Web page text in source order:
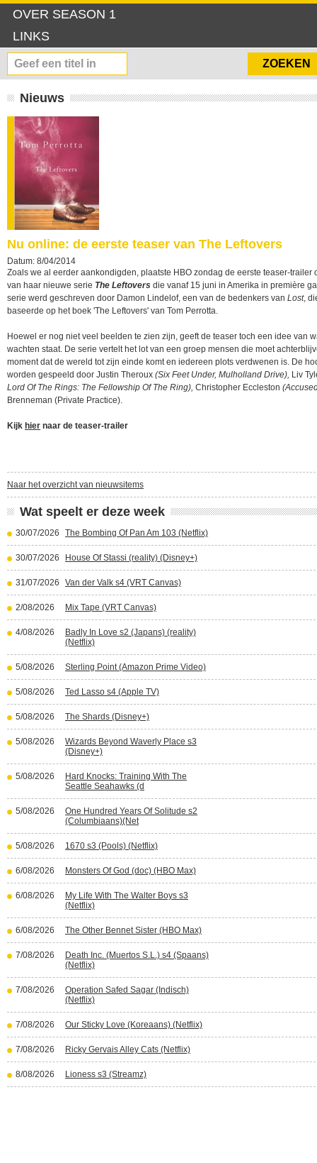
OVER SEASON 1
LINKS
Nieuws
Nu online: de eerste teaser van The Leftovers
Datum: 8/04/2014
Zoals we al eerder aankondigden, plaatste HBO zondag de eerste teaser-trailer
van haar nieuwe serie The Leftovers die vanaf 15 juni in Amerika in première
serie werd geschreven door Damon Lindelof, een van de bedenkers van Lost,
baseerde op het boek 'The Leftovers' van Tom Perrotta.
Hoewel er nog niet veel beelden te zien zijn, geeft de teaser toch een idee van
wachten staat. De serie vertelt het lot van een groep mensen die moet
moment dat de wereld tot zijn einde komt en iedereen plots verdwenen is. De
worden gespeeld door Justin Theroux (Six Feet Under, Mulholland Drive), Liv
Lord Of The Rings: The Fellowship Of The Ring), Christopher Eccleston
Brenneman (Private Practice).
Kijk hier naar de teaser-trailer
Naar het overzicht van nieuwsitems
Wat speelt er deze week
30/07/2026 The Bombing Of Pan Am 103 (Netflix)
30/07/2026 House Of Stassi (reality) (Disney+)
31/07/2026 Van der Valk s4 (VRT Canvas)
2/08/2026 Mix Tape (VRT Canvas)
4/08/2026
Badly In Love s2 (Japans) (reality)
(Netflix)
5/08/2026 Sterling Point (Amazon Prime Video)
5/08/2026 Ted Lasso s4 (Apple TV)
5/08/2026 The Shards (Disney+)
5/08/2026
Wizards Beyond Waverly Place s3
(Disney+)
5/08/2026
Hard Knocks: Training With The
Seattle Seahawks (d
5/08/2026
One Hundred Years Of Solitude s2
(Columbiaans)(Net
5/08/2026 1670 s3 (Pools) (Netflix)
6/08/2026 Monsters Of God (doc) (HBO Max)
6/08/2026
My Life With The Walter Boys s3
(Netflix)
6/08/2026 The Other Bennet Sister (HBO Max)
7/08/2026
Death Inc. (Muertos S.L.) s4 (Spaans)
(Netflix)
7/08/2026
Operation Safed Sagar (Indisch)
(Netflix)
7/08/2026 Our Sticky Love (Koreaans) (Netflix)
7/08/2026 Ricky Gervais Alley Cats (Netflix)
8/08/2026 Lioness s3 (Streamz)